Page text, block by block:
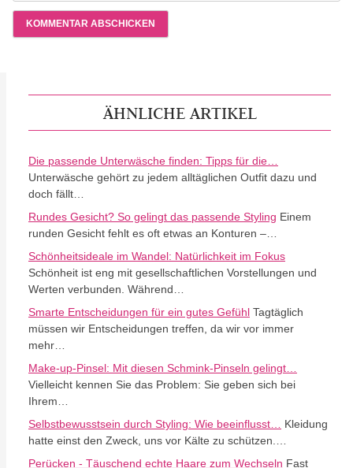
ÄHNLICHE ARTIKEL
Die passende Unterwäsche finden: Tipps für die…
Unterwäsche gehört zu jedem alltäglichen Outfit dazu und
doch fällt…
Rundes Gesicht? So gelingt das passende Styling Einem
runden Gesicht fehlt es oft etwas an Konturen –…
Schönheitsideale im Wandel: Natürlichkeit im Fokus
Schönheit ist eng mit gesellschaftlichen Vorstellungen und
Werten verbunden. Während…
Smarte Entscheidungen für ein gutes Gefühl Tagtäglich
müssen wir Entscheidungen treffen, da wir vor immer
mehr…
Make-up-Pinsel: Mit diesen Schmink-Pinseln gelingt…
Vielleicht kennen Sie das Problem: Sie geben sich bei
Ihrem…
Selbstbewusstsein durch Styling: Wie beeinflusst…
Kleidung
hatte einst den Zweck, uns vor Kälte zu schützen.…
Perücken - Täuschend echte Haare zum Wechseln Fast